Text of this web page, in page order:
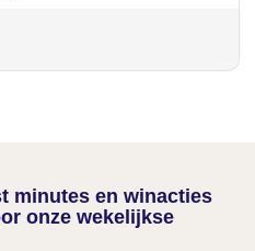
minutes en winacties
onze wekelijkse